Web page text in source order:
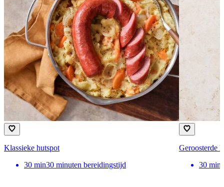
Klassieke hutspot
30 min30 minuten bereidingstijd
Geroosterde
30 min